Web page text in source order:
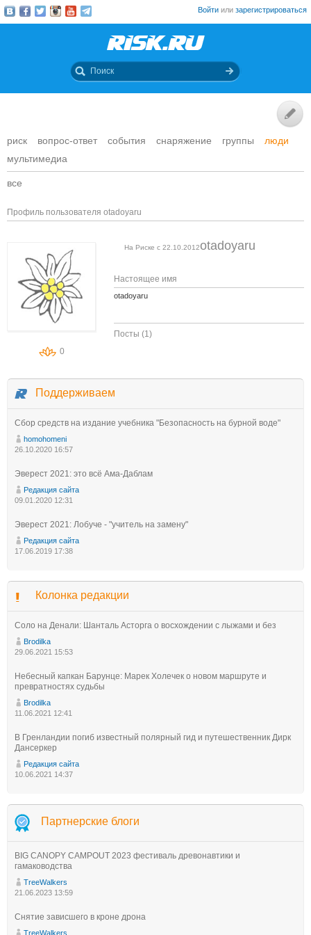
Войти или зарегистрироваться
риск вопрос-ответ события снаряжение группы
люди
мультимедиа
все
Профиль пользователя otadoyaru
0
otadoyaru
На Риске с 22.10.2012
Настоящее имя
otadoyaru
Посты (1)
Поддерживаем
Сбор средств на издание учебника "Безопасность на бурной воде"
homohomeni
26.10.2020 16:57
Эверест 2021: это всё Ама-Даблам
Редакция сайта
09.01.2020 12:31
Эверест 2021: Лобуче - "учитель на замену"
Редакция сайта
17.06.2019 17:38
Колонка редакции
Соло на Денали: Шанталь Асторга о восхождении с лыжами и без
Brodilka
29.06.2021 15:53
Небесный капкан Барунце: Марек Холечек о новом маршруте и
превратностях судьбы
Brodilka
11.06.2021 12:41
В Гренландии погиб известный полярный гид и путешественник Дирк
Дансеркер
Редакция сайта
10.06.2021 14:37
Партнерские блоги
BIG CANOPY CAMPOUT 2023 фестиваль древонавтики и
гамаководства
TreeWalkers
21.06.2023 13:59
Снятие зависшего в кроне дрона
TreeWalkers